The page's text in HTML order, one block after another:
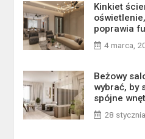
Kinkiet
poprawia
4 marca,
Beżowy
wybrać, by
spójne
28